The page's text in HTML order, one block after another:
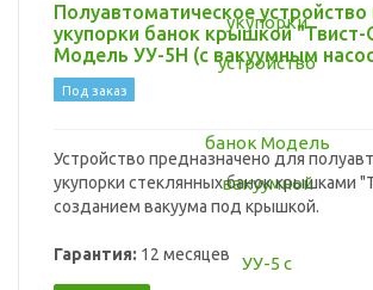
Полуавтоматическое устройство
укупорки банок крышкой
Модель УУ-5Н (с вакуумным
Под заказ
Устройство предназначено для
укупорки стеклянных банок крышками
созданием вакуума под крышкой.
Гарантия: 12 месяцев